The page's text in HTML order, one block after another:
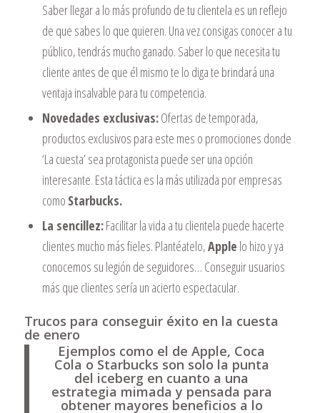
Saber llegar a lo más profundo de tu clientela es un reflejo
de que sabes lo que quieren. Una vez consigas conocer a tu
público, tendrás mucho ganado. Saber lo que necesita tu
cliente antes de que él mismo te lo diga te brindará una
ventaja insalvable para tu competencia.
Novedades exclusivas:Ofertas de temporada,
productos exclusivos para este mes o promociones donde
‘La cuesta’ sea protagonista puede ser una opción
interesante. Esta táctica es la más utilizada por empresas
como Starbucks.
La sencillez:Facilitar la vida a tu clientela puede hacerte
clientes mucho más fieles. Plantéatelo,Apple lo hizo y ya
conocemos su legión de seguidores… Conseguir usuarios
más que clientes sería un acierto espectacular.
Trucos para conseguir éxito en la cuesta
de enero
Ejemplos como el de Apple, Coca
Cola o Starbucks son solo la punta
del iceberg en cuanto a una
estrategia mimada y pensada para
obtener mayores beneficios a lo